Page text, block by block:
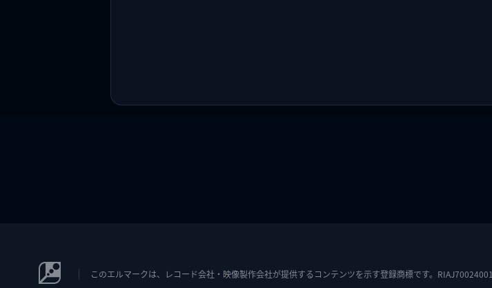
このエルマークは、レコード会社・映像製作会社が提供するコンテンツを示す登録商標です。RIAJ70024001